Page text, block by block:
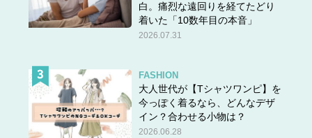
答えは＞＞こちら
白。痛烈な遠回りを経てたどり
着いた「10数年目の本音」
2026.07.31
FASHION
大人世代が【Tシャツワンピ】を
今っぽく着るなら、どんなデザ
イン？合わせる小物は？
2026.06.28